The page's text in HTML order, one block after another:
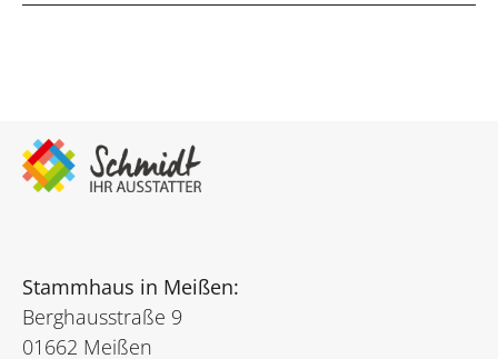
Stammhaus in Meißen:
Berghausstraße 9
01662 Meißen